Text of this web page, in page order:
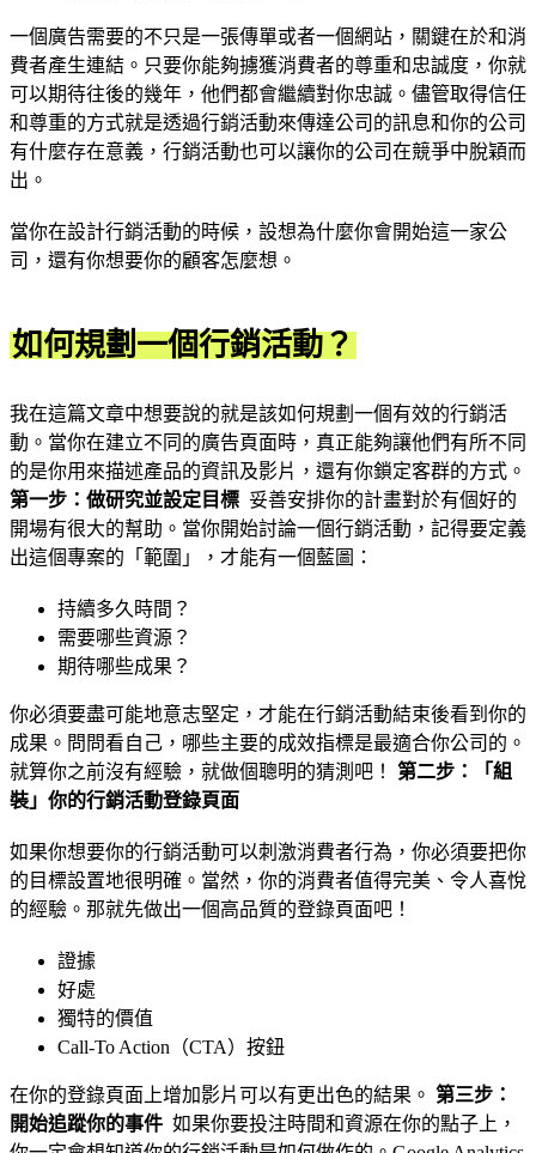
一個廣告需要的不只是一張傳單或者一個網站，關鍵在於和消
費者產生連結。只要你能夠擄獲消費者的尊重和忠誠度，你就
可以期待往後的幾年，他們都會繼續對你忠誠。儘管取得信任
和尊重的方式就是透過行銷活動來傳達公司的訊息和你的公司
有什麼存在意義，行銷活動也可以讓你的公司在競爭中脫穎而
出。
當你在設計行銷活動的時候，設想為什麼你會開始這一家公
司，還有你想要你的顧客怎麼想。
如何規劃一個行銷活動？
我在這篇文章中想要說的就是該如何規劃一個有效的行銷活
動。當你在建立不同的廣告頁面時，真正能夠讓他們有所不同
的是你用來描述產品的資訊及影片，還有你鎖定客群的方式。
第一步：做研究並設定目標 妥善安排你的計畫對於有個好的
開場有很大的幫助。當你開始討論一個行銷活動，記得要定義
出這個專案的「範圍」，才能有一個藍圖：
持續多久時間？
需要哪些資源？
期待哪些成果？
你必須要盡可能地意志堅定，才能在行銷活動結束後看到你的
成果。問問看自己，哪些主要的成效指標是最適合你公司的。
就算你之前沒有經驗，就做個聰明的猜測吧！ 第二步：「組
裝」你的行銷活動登錄頁面
如果你想要你的行銷活動可以刺激消費者行為，你必須要把你
的目標設置地很明確。當然，你的消費者值得完美、令人喜悅
的經驗。那就先做出一個高品質的登錄頁面吧！
證據
好處
獨特的價值
Call-To Action（CTA）按鈕
在你的登錄頁面上增加影片可以有更出色的結果。 第三步：
開始追蹤你的事件 如果你要投注時間和資源在你的點子上，